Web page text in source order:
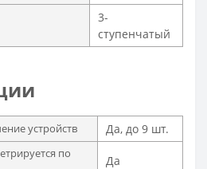
3-
ступенчатый
устройств Да, до 9 шт.
по
Да